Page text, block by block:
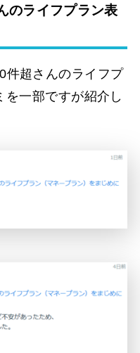
のライフプラン表
件超さんのライフプ
を一部ですが紹介し